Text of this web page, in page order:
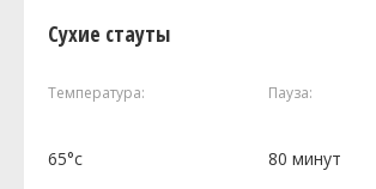
Сухие стауты
Температура: Пауза:
65°c 80 минут